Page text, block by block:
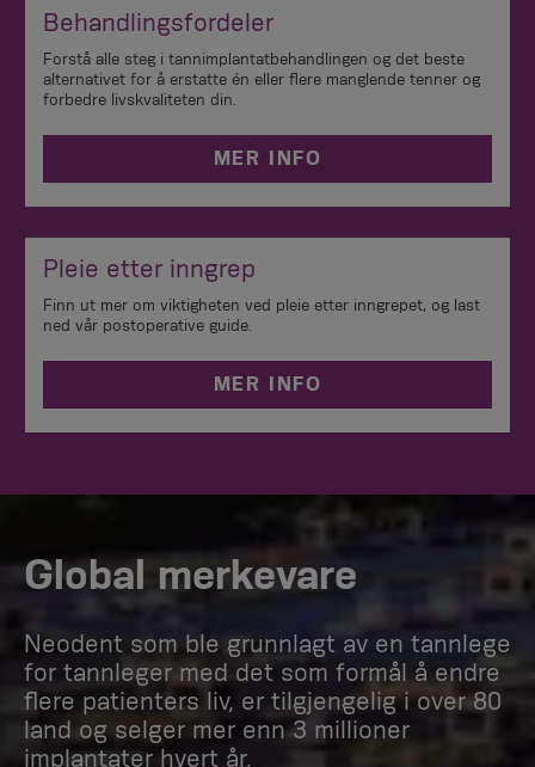
Behandlingsfordeler
Forstå alle steg i tannimplantatbehandlingen og det beste
alternativet for å erstatte én eller flere manglende tenner og
forbedre livskvaliteten din.
MER INFO
Pleie etter inngrep
Finn ut mer om viktigheten ved pleie etter inngrepet, og last
ned vår postoperative guide.
MER INFO
Global merkevare
Neodent som ble grunnlagt av en tannlege
for tannleger med det som formål å endre
flere patienters liv, er tilgjengelig i over 80
land og selger mer enn 3 millioner
implantater hvert år.